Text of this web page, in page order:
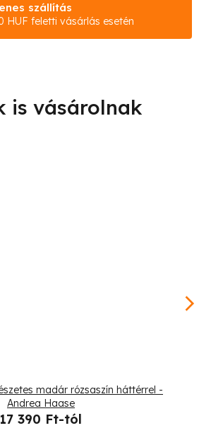
szállítás
HUF feletti vásárlás esetén
madár rózsaszín háttérrel -
Andrea Haase
17 390 Ft-tól